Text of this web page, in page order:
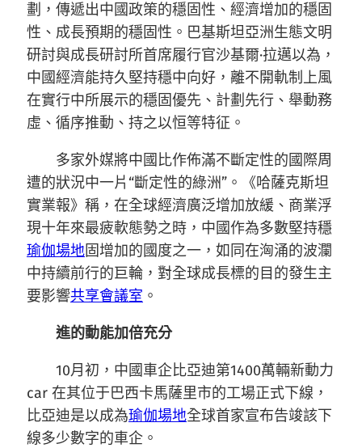
劃，傳遞出中國政策的穩固性、經濟增加的穩固
性、成長預期的穩固性。巴基斯坦亞洲生態文明
研討與成長研討所首席履行官沙基爾·拉邁以為，
中國經濟能持久堅持穩中向好，離不開軌制上風
在實行中所展示的穩固優先、計劃先行、舉動務
虛、循序推動、持之以恒等特征。
多家外媒將中國比作佈滿不斷定性的國際周
遭的狀況中一片“斷定性的綠洲”。《哈薩克斯坦
實業報》稱，在全球經濟廣泛增加放緩、商業浮
現十年來最疲軟態勢之時，中國作為多數堅持穩
瑜伽場地固增加的國度之一，如同在洶涌的波瀾
中持續前行的巨輪，對全球成長標的目的發生主
要影響共享會議室 。
進的動能加倍充分
10月初，中國車企比亞迪第1400萬輛新動力
car 在其位于巴西卡馬薩里市的工場正式下線，
比亞迪是以成為瑜伽場地全球首家宣布告竣該下
線多少數字的車企。